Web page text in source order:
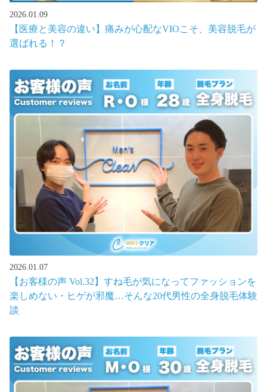
2026.01.09
【医療と美容の違い】痛みが心配なVIOこそ、美容脱毛が
選ばれる！？
2026.01.07
【お客様の声 Vol.32】すね毛が気になってファッションを
楽しめない・ヒゲが邪魔…そんな20代男性の全身脱毛体験
談